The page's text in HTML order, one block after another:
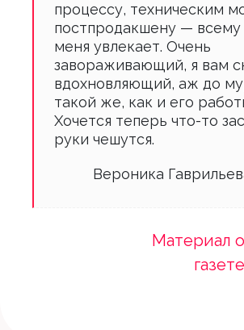
процессу, техническим
постпродакшену — всему
меня увлекает. Очень
завораживающий, я вам
вдохновляющий, аж до
такой же, как и его
Хочется теперь что-то
руки чешутся.
Вероника
Материал
газете